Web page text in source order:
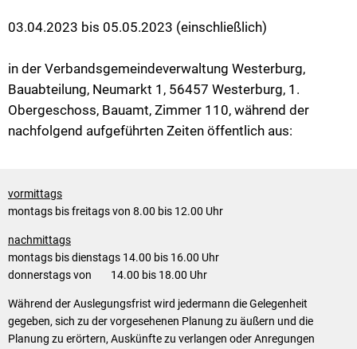
03.04.2023 bis 05.05.2023 (einschließlich)
in der Verbandsgemeindeverwaltung Westerburg,
Bauabteilung, Neumarkt 1, 56457 Westerburg, 1.
Obergeschoss, Bauamt, Zimmer 110, während der
nachfolgend aufgeführten Zeiten öffentlich aus:
vormittags
montags bis freitags von 8.00 bis 12.00 Uhr
nachmittags
montags bis dienstags 14.00 bis 16.00 Uhr
donnerstags von 14.00 bis 18.00 Uhr
Während der Auslegungsfrist wird jedermann die Gelegenheit
gegeben, sich zu der vorgesehenen Planung zu äußern und die
Planung zu erörtern, Auskünfte zu verlangen oder Anregungen